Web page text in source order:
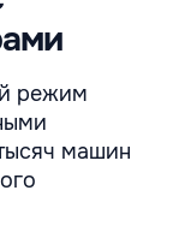
режим
машин